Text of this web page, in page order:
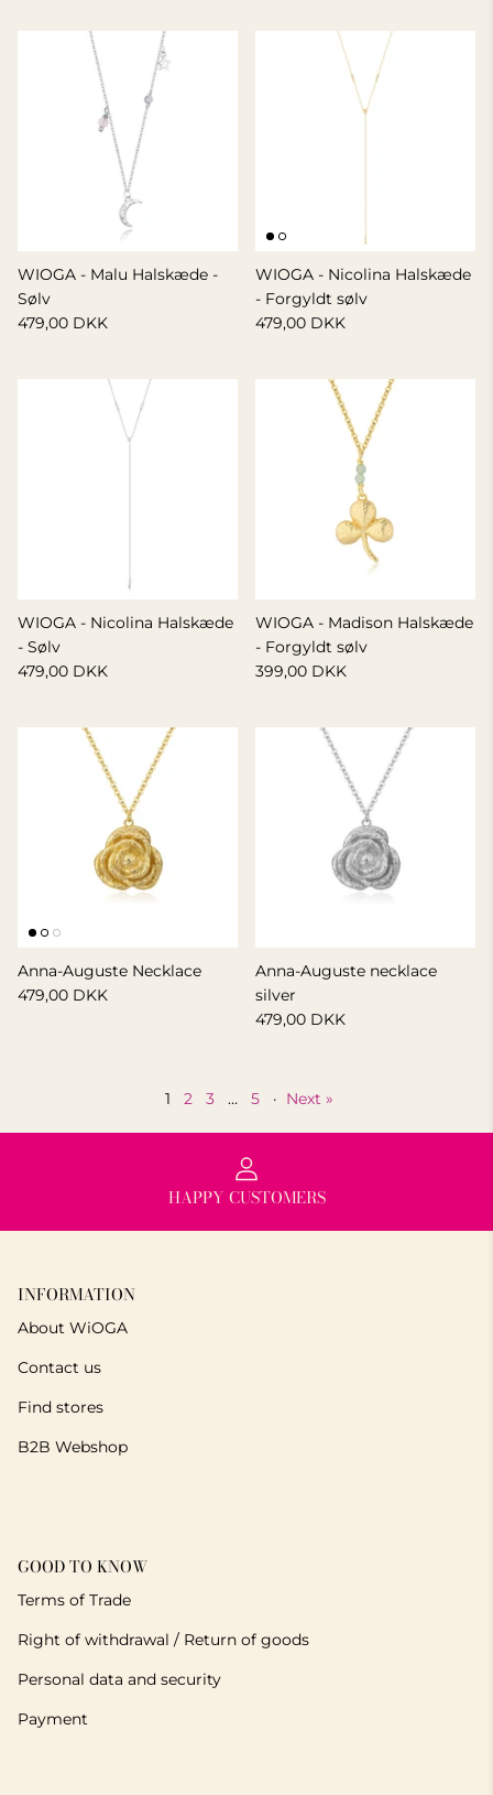
WIOGA - Malu Halskæde -
Sølv
479,00 DKK
WIOGA - Nicolina Halskæde
- Forgyldt sølv
479,00 DKK
WIOGA - Nicolina Halskæde
- Sølv
479,00 DKK
WIOGA - Madison Halskæde
- Forgyldt sølv
399,00 DKK
Anna-Auguste Necklace
479,00 DKK
Anna-Auguste necklace
silver
479,00 DKK
1 2 3 … 5 · Next »
HAPPY CUSTOMERS
INFORMATION
About WiOGA
Contact us
Find stores
B2B Webshop
GOOD TO KNOW
Terms of Trade
Right of withdrawal / Return of goods
Personal data and security
Payment